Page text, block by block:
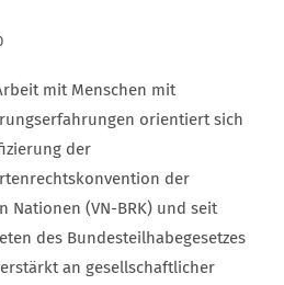
mit Menschen mit
orientiert sich
der
der
Nationen (VN-BRK) und seit
des Bundesteilhabegesetzes
an gesellschaftlicher